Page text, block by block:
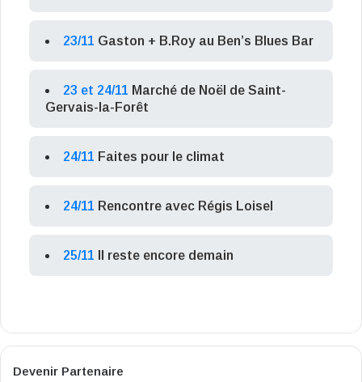
23/11 Gaston + B.Roy au Ben’s Blues Bar
23 et 24/11 Marché de Noël de Saint-
Gervais-la-Forêt
24/11 Faites pour le climat
24/11 Rencontre avec Régis Loisel
25/11 Il reste encore demain
Devenir Partenaire